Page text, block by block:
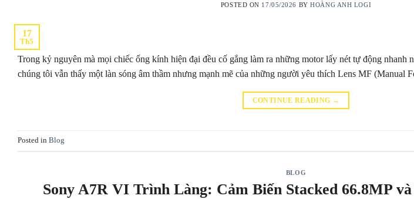
POSTED ON 17/05/2026 BYHOÀNG ANH LOGI
17
Th5
Trong kỷ nguyên mà mọi chiếc ống kính hiện đại đều cố gắng làm ra những motor lấy nét tự động nhanh
chúng tôi vẫn thấy một làn sóng âm thầm nhưng mạnh mẽ của những người yêu thích Lens MF (Manual
CONTINUE READING →
Posted in Blog
BLOG
Sony A7R VI Trình Làng: Cảm Biến Stacked 66.8MP